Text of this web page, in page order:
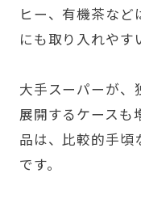
ヒー、有機茶な
にも取り入れやす
大手スーパーが、
展開するケースも
品は、比較的手頃
です。